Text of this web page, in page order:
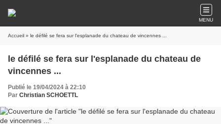
MENU
Accueil » le défilé se fera sur l'esplanade du chateau de vincennes ...
le défilé se fera sur l'esplanade du chateau de
vincennes ...
Publié le 19/04/2024 à 22:10
Par Christian SCHOETTL